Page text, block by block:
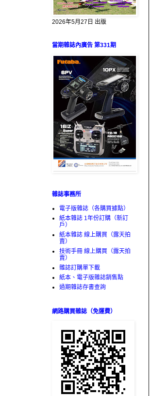
2026年5月27日 出版
當期雜誌內廣告 第331期
雜誌事務所
電子版雜誌（各購買據點）
紙本雜誌 1年份訂購（新訂
戶）
紙本雜誌 線上購買（露天拍
賣）
技術手冊 線上購買（露天拍
賣）
雜誌訂購單下載
紙本、電子版雜誌銷售點
過期雜誌存書查詢
網路購買雜誌（免運費）